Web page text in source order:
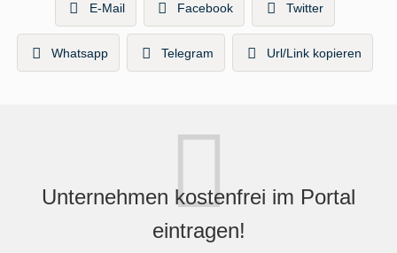
E-Mail Facebook Twitter
Whatsapp Telegram Url/Link kopieren
Unternehmen kostenfrei im Portal
eintragen!